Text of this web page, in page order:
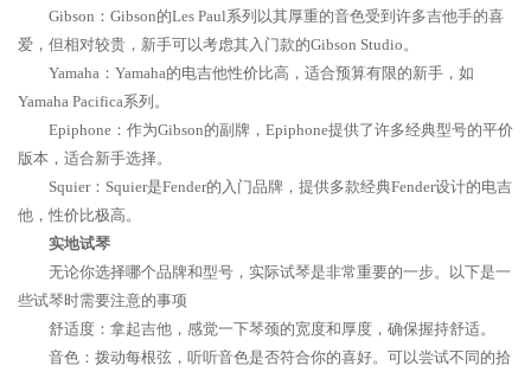
Gibson：Gibson的Les Paul系列以其厚重的音色受到许多吉他手的喜
爱，但相对较贵，新手可以考虑其入门款的Gibson Studio。
Yamaha：Yamaha的电吉他性价比高，适合预算有限的新手，如
Yamaha Pacifica系列。
Epiphone：作为Gibson的副牌，Epiphone提供了许多经典型号的平价
版本，适合新手选择。
Squier：Squier是Fender的入门品牌，提供多款经典Fender设计的电吉
他，性价比极高。
实地试琴
无论你选择哪个品牌和型号，实际试琴是非常重要的一步。以下是一
些试琴时需要注意的事项
舒适度：拿起吉他，感觉一下琴颈的宽度和厚度，确保握持舒适。
音色：拨动每根弦，听听音色是否符合你的喜好。可以尝试不同的拾